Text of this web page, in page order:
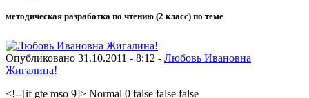
методическая разработка по чтению (2 класс) по теме
Опубликовано 31.10.2011 - 8:12 - Любовь Ивановна
Жигалина!
<!--[if gte mso 9]> Normal 0 false false false